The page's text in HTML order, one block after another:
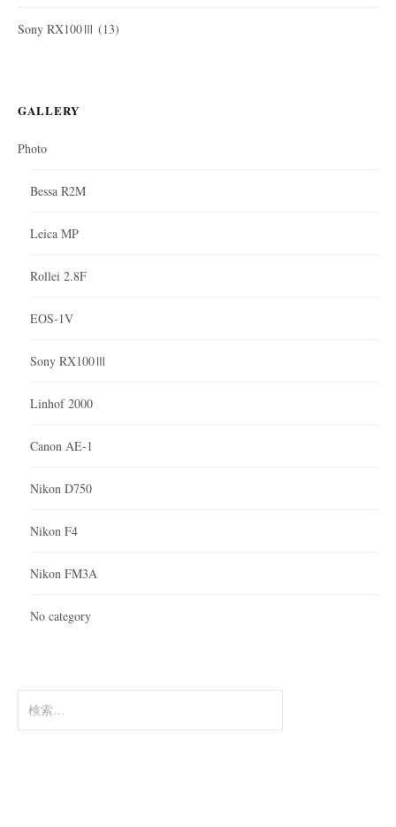
Sony RX100Ⅲ (13)
GALLERY
Photo
Bessa R2M
Leica MP
Rollei 2.8F
EOS-1V
Sony RX100Ⅲ
Linhof 2000
Canon AE-1
Nikon D750
Nikon F4
Nikon FM3A
No category
索: